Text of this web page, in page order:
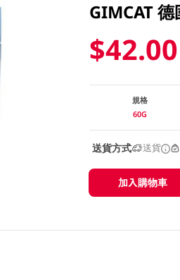
GIMCAT
$42.00
規格
60G
送貨方式 送貨
加入購物車